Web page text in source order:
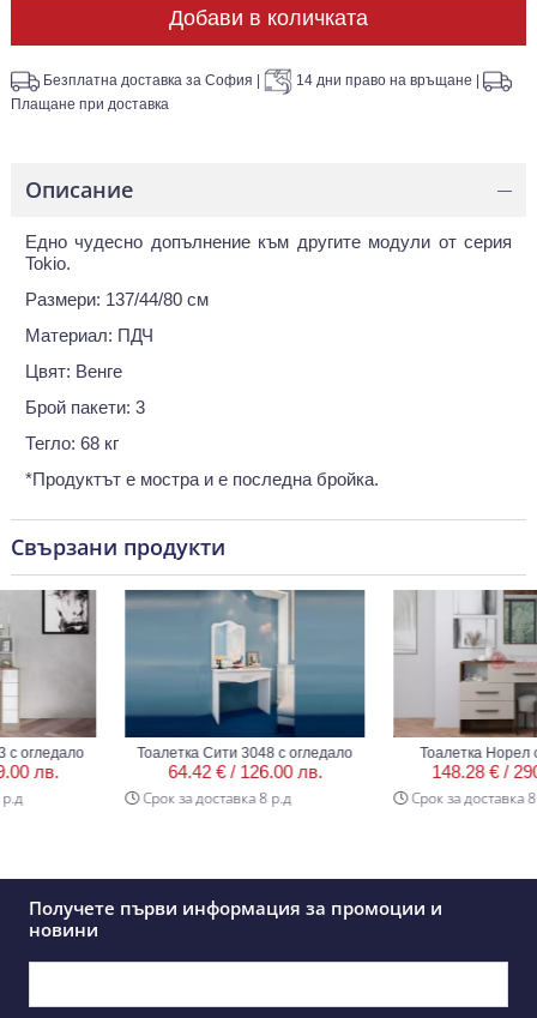
Добави в количката
Безплатна доставка за София 14 дни право на връщане
Плащане при доставка
Описание —
Едно чудесно допълнение към другите модули от серия
Tokio.
Размери: 137/44/80 см
Материал: ПДЧ
Цвят: Венге
Брой пакети: 3
Тегло: 68 кг
*Продуктът е мостра и е последна бройка.
Свързани продукти
лв.
Тоалетка Сити 3048 с огледало
64.42 € /126.00 лв.
Срок за доставка 8 р.д
Тоалетка Норел с
148.28 € /
Срок за доставка 8 р.д
Получете първи информация за промоции и
новини